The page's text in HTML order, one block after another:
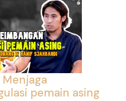
Menjaga
pemain asing